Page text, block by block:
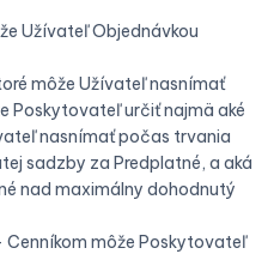
Užívateľ Objednávkou
môže Užívateľ nasnímať
Poskytovateľ určiť najmä aké
nasnímať počas trvania
sadzby za Predplatné, a aká
nad maximálny dohodnutý
Cenníkom môže Poskytovateľ